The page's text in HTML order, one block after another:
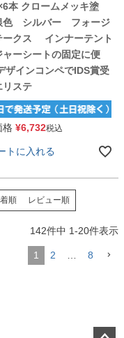
本 クロームメッキ塗
シルバー フォージ
ークス インナーテント
ャーシートの固定に便
ザインコンペでIDS賞受
ステ
格 ¥6,732税込
トに入れる
順 レビュー順
142件中 1-20件表示
1 2 8